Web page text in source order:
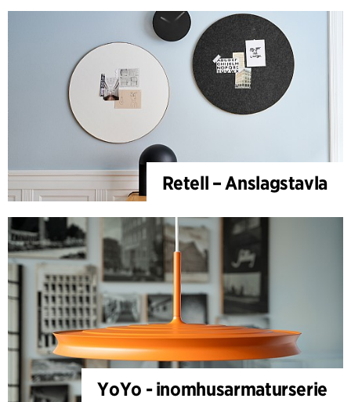
Retell – Anslagstavla
YoYo - inomhusarmaturserie